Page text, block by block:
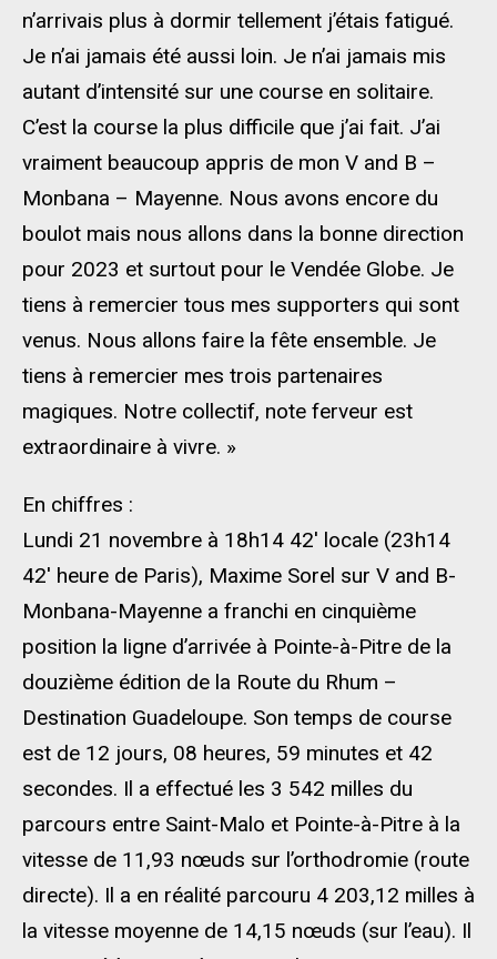
n’arrivais plus à dormir tellement j’étais fatigué.
Je n’ai jamais été aussi loin. Je n’ai jamais mis
autant d’intensité sur une course en solitaire.
C’est la course la plus difficile que j’ai fait. J’ai
vraiment beaucoup appris de mon V and B –
Monbana – Mayenne. Nous avons encore du
boulot mais nous allons dans la bonne direction
pour 2023 et surtout pour le Vendée Globe. Je
tiens à remercier tous mes supporters qui sont
venus. Nous allons faire la fête ensemble. Je
tiens à remercier mes trois partenaires
magiques. Notre collectif, note ferveur est
extraordinaire à vivre. »
En chiffres :
Lundi 21 novembre à 18h14 42′ locale (23h14
42′ heure de Paris), Maxime Sorel sur V and B-
Monbana-Mayenne a franchi en cinquième
position la ligne d’arrivée à Pointe-à-Pitre de la
douzième édition de la Route du Rhum –
Destination Guadeloupe. Son temps de course
est de 12 jours, 08 heures, 59 minutes et 42
secondes. Il a effectué les 3 542 milles du
parcours entre Saint-Malo et Pointe-à-Pitre à la
vitesse de 11,93 nœuds sur l’orthodromie (route
directe). Il a en réalité parcouru 4 203,12 milles à
la vitesse moyenne de 14,15 nœuds (sur l’eau). Il